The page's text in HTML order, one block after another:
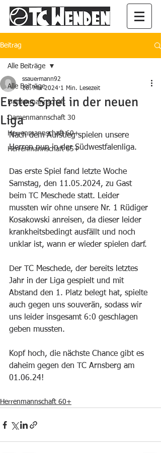
Beitrag
Alle Beiträge
Damenmannschaft
Damenmannschaft 30
Herrenmannschaft 60+
Herrenmannschaft 65+
Alle Beiträge
Erstes Spiel in der neuen
Liga
ssauermann92
16. Mai 2024 1 Min. Lesezeit
Nach dem Aufstieg spielen unsere
Herren nun in der Südwestfalenliga.
Das erste Spiel fand letzte Woche
Samstag, den 11.05.2024, zu Gast
beim TC Meschede statt. Leider
mussten wir ohne unsere Nr. 1 Rüdiger
Kosakowski anreisen, da dieser leider
krankheitsbedingt ausfällt und noch
unklar ist, wann er wieder spielen darf.
Der TC Meschede, der bereits letztes
Jahr in der Liga gespielt und mit
Abstand den 1. Platz belegt hat, spielte
auch gegen uns souverän, sodass wir
uns leider insgesamt 6:0 geschlagen
geben mussten.
Kopf hoch, die nächste Chance gibt es
daheim gegen den TC Arnsberg am
01.06.24!
Herrenmannschaft 60+